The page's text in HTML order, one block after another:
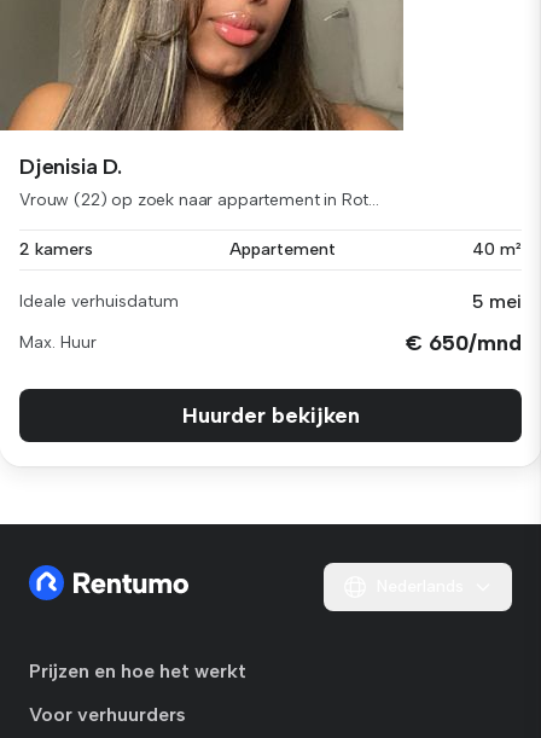
Djenisia D.
Vrouw (22) op zoek naar appartement in Rot...
2 kamers Appartement 40 m²
Ideale verhuisdatum 5 mei
Max. Huur € 650/mnd
Huurder bekijken
Prijzen en hoe het werkt
Voor verhuurders